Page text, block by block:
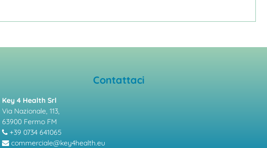
Contattaci
Key 4 Health Srl
Via Nazionale, 113,
63900 Fermo FM
+39 0734 641065
commerciale@key4health.eu